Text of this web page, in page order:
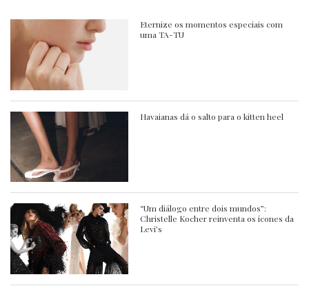
Eternize os momentos especiais com
uma TA-TU
Havaianas dá o salto para o kitten heel
“Um diálogo entre dois mundos”:
Christelle Kocher reinventa os ícones da
Levi’s